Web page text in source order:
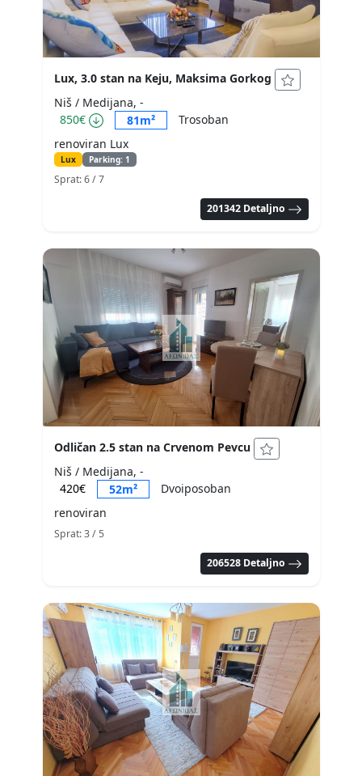
Lux, 3.0 stan na Keju, Maksima Gorkog
Niš / Medijana, -
850€
81m²
Trosoban
renoviran Lux
Lux Parking: 1
Sprat: 6 / 7
201342 Detaljno
Odličan 2.5 stan na Crvenom Pevcu
Niš / Medijana, -
420€
52m²
Dvoiposoban
renoviran
Sprat: 3 / 5
206528 Detaljno